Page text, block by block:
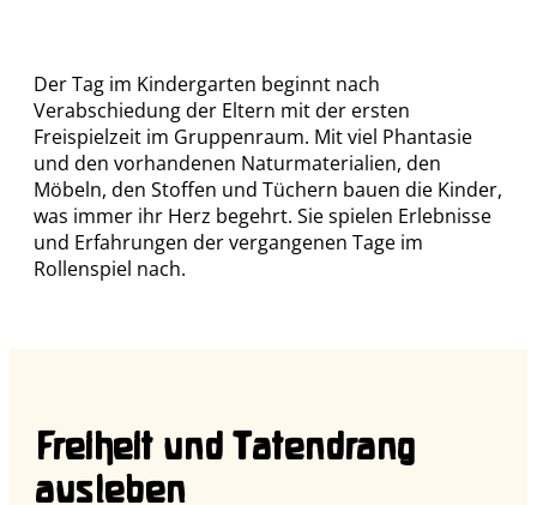
Der Tag im Kindergarten beginnt nach
Verabschiedung der Eltern mit der ersten
Freispielzeit im Gruppenraum. Mit viel Phantasie
und den vorhandenen Naturmaterialien, den
Möbeln, den Stoffen und Tüchern bauen die Kinder,
was immer ihr Herz begehrt. Sie spielen Erlebnisse
und Erfahrungen der vergangenen Tage im
Rollenspiel nach.
Freiheit und Tatendrang
ausleben